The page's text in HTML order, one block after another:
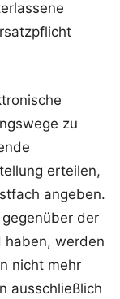
zu
erteilen,
angeben.
der
haben, werden
nicht mehr
ausschließlich